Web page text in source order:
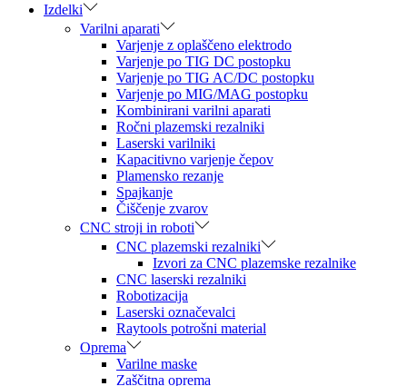
Izdelki
Varilni aparati
Varjenje z oplaščeno elektrodo
Varjenje po TIG DC postopku
Varjenje po TIG AC/DC postopku
Varjenje po MIG/MAG postopku
Kombinirani varilni aparati
Ročni plazemski rezalniki
Laserski varilniki
Kapacitivno varjenje čepov
Plamensko rezanje
Spajkanje
Čiščenje zvarov
CNC stroji in roboti
CNC plazemski rezalniki
Izvori za CNC plazemske rezalnike
CNC laserski rezalniki
Robotizacija
Laserski označevalci
Raytools potrošni material
Oprema
Varilne maske
Zaščitna oprema